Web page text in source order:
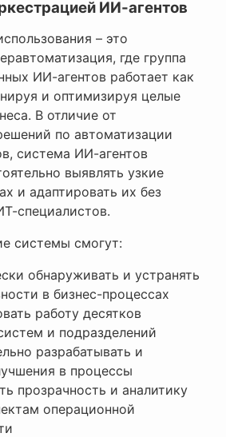
ИИ-агентов
– это
где группа
ИИ-агентов работает как
и оптимизируя целые
В отличие от
по автоматизации
система ИИ-агентов
выявлять узкие
и адаптировать их без
специалистов.
системы смогут:
обнаруживать и устранять
в бизнес-процессах
работу десятков
и подразделений
разрабатывать и
в процессы
прозрачность и аналитику
операционной